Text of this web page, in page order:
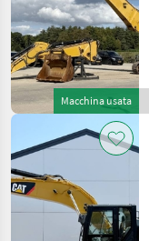
Macchina usata